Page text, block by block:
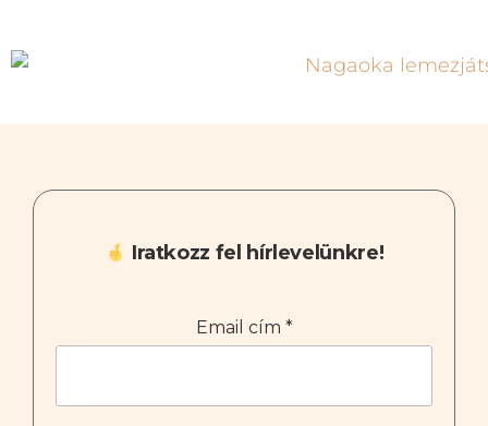
Iratkozz fel hírlevelünkre!
Email cím *